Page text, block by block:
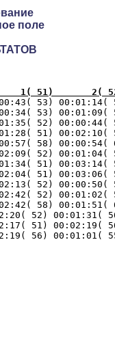
поле
Прим     1(
00:01:14( 55)
53)
52)
51)
58)
52)
51)
51)
52)
52)
58)
52) 00:01:31(
51) 00:02:19(